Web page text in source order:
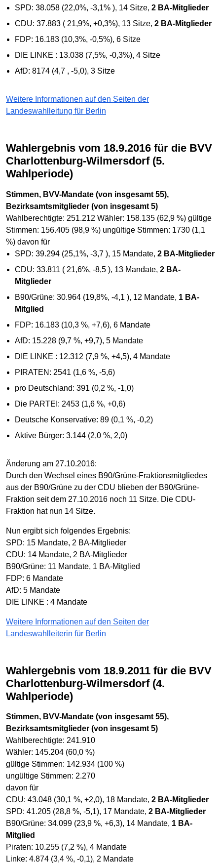
SPD: 38.058 (22,0%, -3,1% ), 14 Sitze, 2 BA-Mitglieder
CDU: 37.883 ( 21,9%, +0,3%), 13 Sitze, 2 BA-Mitglieder
FDP: 16.183 (10,3%, -0,5%), 6 Sitze
DIE LINKE : 13.038 (7,5%, -0,3%), 4 Sitze
AfD: 8174 (4,7 , -5,0), 3 Sitze
Weitere Informationen auf den Seiten der
Landeswahlleitung für Berlin
Wahlergebnis vom 18.9.2016 für die BVV
Charlottenburg-Wilmersdorf (5.
Wahlperiode)
Stimmen, BVV-Mandate (von insgesamt 55),
Bezirksamtsmitglieder (von insgesamt 5)
Wahlberechtigte: 251.212 Wähler: 158.135 (62,9 %) gültige
Stimmen: 156.405 (98,9 %) ungültige Stimmen: 1730 (1,1
%) davon für
SPD: 39.294 (25,1%, -3,7 ), 15 Mandate, 2 BA-Mitglieder
CDU: 33.811 ( 21,6%, -8,5 ), 13 Mandate, 2 BA-
Mitglieder
B90/Grüne: 30.964 (19,8%, -4,1 ), 12 Mandate, 1 BA-
Mitglied
FDP: 16.183 (10,3 %, +7,6), 6 Mandate
AfD: 15.228 (9,7 %, +9,7), 5 Mandate
DIE LINKE : 12.312 (7,9 %, +4,5), 4 Mandate
PIRATEN: 2541 (1,6 %, -5,6)
pro Deutschland: 391 (0,2 %, -1,0)
Die PARTEI: 2453 (1,6 %, +0,6)
Deutsche Konservative: 89 (0,1 %, -0,2)
Aktive Bürger: 3.144 (2,0 %, 2,0)
Änderung am 27.10.2016:
Durch den Wechsel eines B90/Grüne-Fraktionsmitgliedes
aus der B90/Grüne zu der CDU blieben der B90/Grüne-
Fraktion seit dem 27.10.2016 noch 11 Sitze. Die CDU-
Fraktion hat nun 14 Sitze.
Nun ergibt sich folgendes Ergebnis:
SPD: 15 Mandate, 2 BA-Mitglieder
CDU: 14 Mandate, 2 BA-Mitglieder
B90/Grüne: 11 Mandate, 1 BA-Mitglied
FDP: 6 Mandate
AfD: 5 Mandate
DIE LINKE : 4 Mandate
Weitere Informationen auf den Seiten der
Landeswahlleiterin für Berlin
Wahlergebnis vom 18.9.2011 für die BVV
Charlottenburg-Wilmersdorf (4.
Wahlperiode)
Stimmen, BVV-Mandate (von insgesamt 55),
Bezirksamtsmitglieder (von insgesamt 5)
Wahlberechtigte: 241.910
Wähler: 145.204 (60,0 %)
gültige Stimmen: 142.934 (100 %)
ungültige Stimmen: 2.270
davon für
CDU: 43.048 (30,1 %, +2,0), 18 Mandate, 2 BA-Mitglieder
SPD: 41.205 (28,8 %, -5,1), 17 Mandate, 2 BA-Mitglieder
B90/Grüne: 34.099 (23,9 %, +6,3), 14 Mandate, 1 BA-
Mitglied
Piraten: 10.255 (7,2 %), 4 Mandate
Linke: 4.874 (3,4 %, -0,1), 2 Mandate